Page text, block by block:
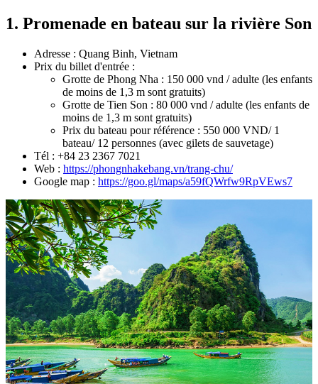
1. Promenade en bateau sur la rivière Son
Adresse : Quang Binh, Vietnam
Prix du billet d'entrée :
Grotte de Phong Nha : 150 000 vnd / adulte (les enfants
de moins de 1,3 m sont gratuits)
Grotte de Tien Son : 80 000 vnd / adulte (les enfants de
moins de 1,3 m sont gratuits)
Prix du bateau pour référence : 550 000 VND/ 1
bateau/ 12 personnes (avec gilets de sauvetage)
Tél : +84 23 2367 7021
Web : https://phongnhakebang.vn/trang-chu/
Google map : https://goo.gl/maps/a59fQWrfw9RpVEws7